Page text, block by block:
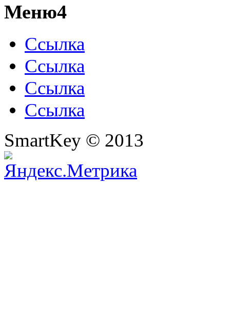
Меню4
Ссылка
Ссылка
Ссылка
Ссылка
SmartKey © 2013